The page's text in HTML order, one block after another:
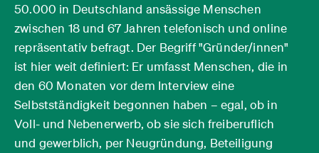
50.000 in Deutschland ansässige Menschen
zwischen 18 und 67 Jahren telefonisch und online
repräsentativ befragt. Der Begriff "Gründer/innen"
ist hier weit definiert: Er umfasst Menschen, die in
den 60 Monaten vor dem Interview eine
Selbstständigkeit begonnen haben – egal, ob in
Voll- und Nebenerwerb, ob sie sich freiberuflich
und gewerblich, per Neugründung, Beteiligung